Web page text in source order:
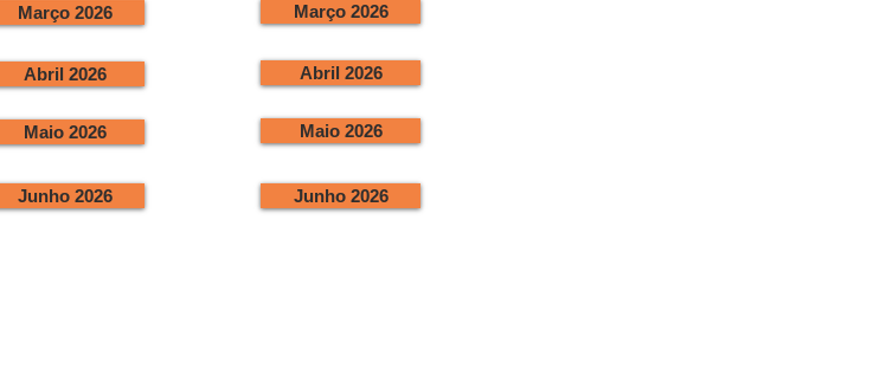
Março 2026
Abril 2026
Maio 2026
Junho 2026
Março 2026
Abril 2026
Maio 2026
Junho 2026